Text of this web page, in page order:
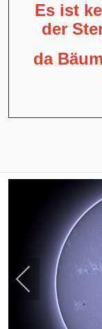
Es ist
der
da